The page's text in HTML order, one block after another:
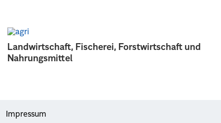
Landwirtschaft, Fischerei, Forstwirtschaft und
Nahrungsmittel
Impressum